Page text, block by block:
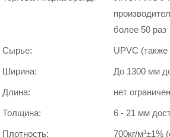
более 50 раз
Сырье: UPVC
Ширина: До 1300 мм
Длина: нет
Толщина: 6 - 21 мм
Плотность: 700кг/м³±1%